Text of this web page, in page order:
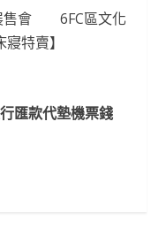
售會 6FC區文化
】
匯款代墊機票錢